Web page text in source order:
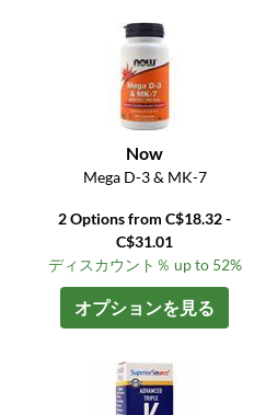
Now
Mega D-3 & MK-7
2 Options from C$18.32 -
C$31.01
ディスカウント％ up to 52%
オプションを見る